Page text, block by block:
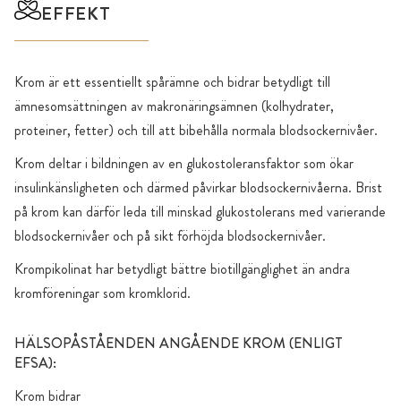
EFFEKT
Krom är ett essentiellt spårämne och bidrar betydligt till
ämnesomsättningen av makronäringsämnen (kolhydrater,
proteiner, fetter) och till att bibehålla normala blodsockernivåer.
Krom deltar i bildningen av en glukostoleransfaktor som ökar
insulinkänsligheten och därmed påvirkar blodsockernivåerna. Brist
på krom kan därför leda till minskad glukostolerans med varierande
blodsockernivåer och på sikt förhöjda blodsockernivåer.
Krompikolinat har betydligt bättre biotillgänglighet än andra
kromföreningar som kromklorid.
HÄLSOPÅSTÅENDEN ANGÅENDE KROM (ENLIGT
EFSA):
Krom bidrar